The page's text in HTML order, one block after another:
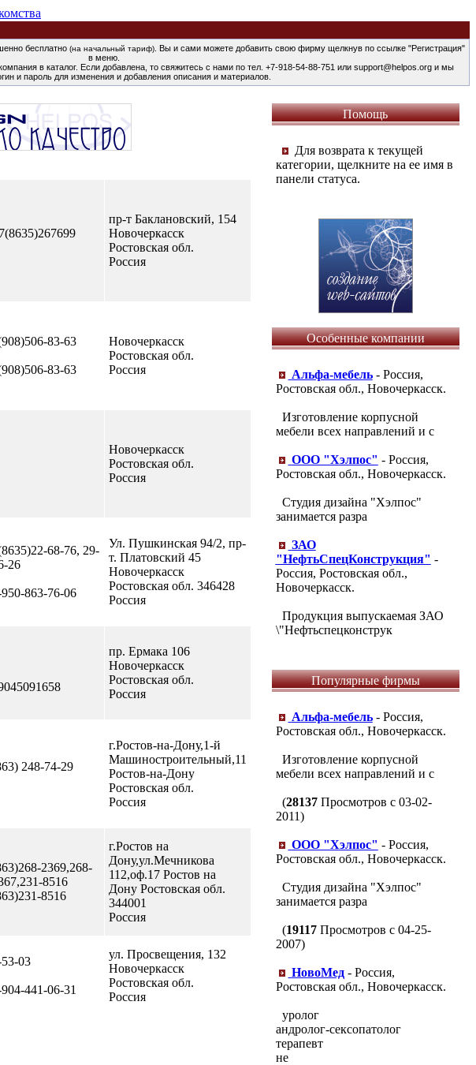
бесплатно (на начальный тариф) . Вы и сами можете добавить свою фирму щелкнув по ссылке "Регистрация"
в меню.
в каталог. Если добавлена, то свяжитесь с нами по тел. +7-918-54-88-751 или support@helpos.org и мы
и пароль для изменения и добавления описания и материалов.
пр-т Баклановский, 154
Новочеркасск
Ростовская обл.
Россия
83-63
83-63
Новочеркасск
Ростовская обл.
Россия
Новочеркасск
Ростовская обл.
Россия
68-76, 29-
26
863-76-06
Ул. Пушкинская 94/2, пр-
т. Платовский 45
Новочеркасск
Ростовская обл. 346428
Россия
пр. Ермака 106
Новочеркасск
Ростовская обл.
Россия
248-74-29
г.Ростов-на-Дону,1-й
Машиностроительный,11
Ростов-на-Дону
Ростовская обл.
Россия
2369,268-
8516
8516
г.Ростов на
Дону,ул.Мечникова
112,оф.17 Ростов на
Дону Ростовская обл.
344001
Россия
03
441-06-31
ул. Просвещения, 132
Новочеркасск
Ростовская обл.
Россия
Помощь
Для возврата к текущей
категории, щелкните на ее имя в
панели статуса.
Особенные компании
Альфа-мебель- Россия,
Ростовская обл., Новочеркасск.
Изготовление корпусной
мебели всех направлений и с
ООО "Хэлпос" - Россия,
Ростовская обл., Новочеркасск.
Студия дизайна "Хэлпос"
занимается разра
ЗАО
"НефтьСпецКонструкция" -
Россия, Ростовская обл.,
Новочеркасск.
Продукция выпускаемая ЗАО
\"Нефтьспецконструк
Популярные фирмы
Альфа-мебель- Россия,
Ростовская обл., Новочеркасск.
Изготовление корпусной
мебели всех направлений и с
(28137Просмотров с 03-02-
2011)
ООО "Хэлпос" - Россия,
Ростовская обл., Новочеркасск.
Студия дизайна "Хэлпос"
занимается разра
(19117Просмотров с 04-25-
2007)
НовоМед- Россия,
Ростовская обл., Новочеркасск.
уролог
андролог-сексопатолог
терапевт
не